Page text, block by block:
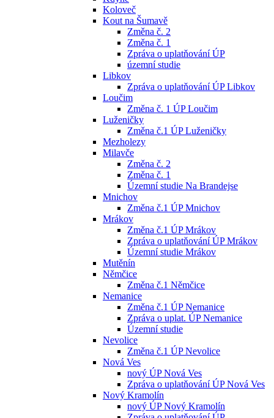
Koloveč
Kout na Šumavě
Změna č. 2
Změna č. 1
Zpráva o uplatňování ÚP
územní studie
Libkov
Zpráva o uplatňování ÚP Libkov
Loučim
Změna č. 1 ÚP Loučim
Luženičky
Změna č.1 ÚP Luženičky
Mezholezy
Milavče
Změna č. 2
Změna č. 1
Územní studie Na Brandejse
Mnichov
Změna č.1 ÚP Mnichov
Mrákov
Změna č.1 ÚP Mrákov
Zpráva o uplatňování ÚP Mrákov
Územní studie Mrákov
Mutěnín
Němčice
Změna č.1 Němčice
Nemanice
Změna č.1 ÚP Nemanice
Zpráva o uplat. ÚP Nemanice
Územní studie
Nevolice
Změna č.1 ÚP Nevolice
Nová Ves
nový ÚP Nová Ves
Zpráva o uplatňování ÚP Nová Ves
Nový Kramolín
nový ÚP Nový Kramolín